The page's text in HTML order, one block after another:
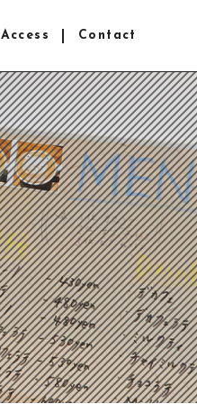
Access Contact